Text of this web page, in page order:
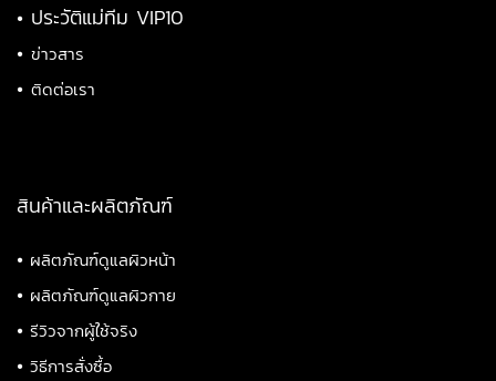
• ประวัติแม่ทีม VIP10
• ข่าวสาร
• ติดต่อเรา
สินค้าและผลิตภัณฑ์
• ผลิตภัณฑ์ดูแลผิวหน้า
• ผลิตภัณฑ์ดูแลผิวกาย
• รีวิวจากผู้ใช้จริง
• วิธีการสั่งซื้อ